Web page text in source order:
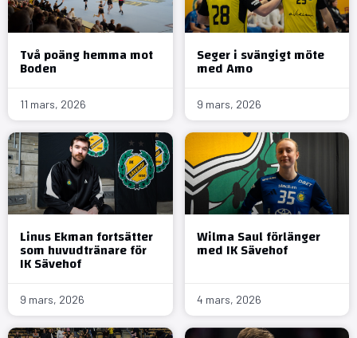
Två poäng hemma mot
Boden
11 mars, 2026
Seger i svängigt möte
med Amo
9 mars, 2026
Linus Ekman fortsätter
som huvudtränare för
IK Sävehof
9 mars, 2026
Wilma Saul förlänger
med IK Sävehof
4 mars, 2026